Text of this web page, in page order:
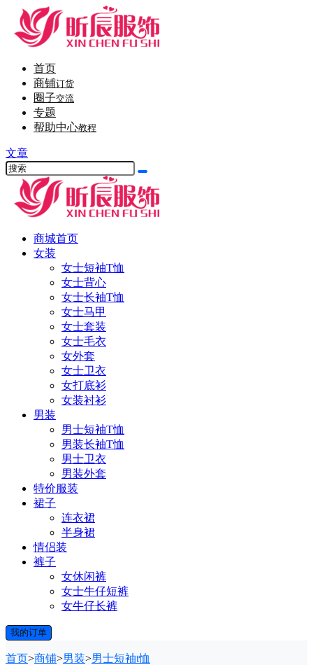
首页
商铺订货
圈子交流
专题
帮助中心教程
文章
商城首页
女装
女士短袖T恤
女士背心
女士长袖T恤
女士马甲
女士套装
女士毛衣
女外套
女士卫衣
女打底衫
女装衬衫
男装
男士短袖T恤
男装长袖T恤
男士卫衣
男装外套
特价服装
裙子
连衣裙
半身裙
情侣装
裤子
女休闲裤
女士牛仔短裤
女牛仔长裤
我的订单
首页>商铺>男装>男士短袖t恤